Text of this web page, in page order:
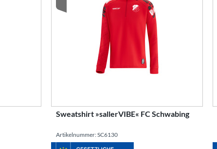
Sweatshirt »sallerVIBE« FC Schwabing
Artikelnummer: SC6130